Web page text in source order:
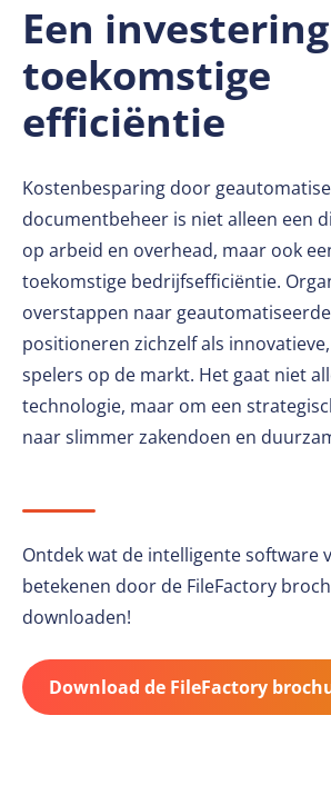
Een
toekomstige
efficiëntie
Kostenbesparing door
documentbeheer is niet alleen een
op arbeid en overhead, maar ook
toekomstige bedrijfsefficiëntie.
overstappen naar
positioneren zichzelf als
spelers op de markt. Het gaat niet
technologie, maar om een
naar slimmer zakendoen en
Ontdek wat de intelligente software
betekenen door de FileFactory
downloaden!
Download de FileFactory